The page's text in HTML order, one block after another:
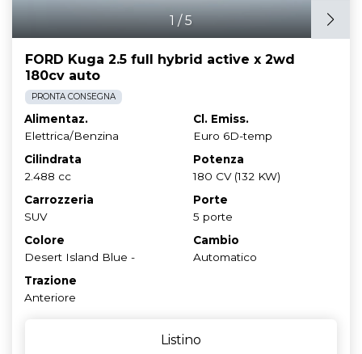
1/5
FORD Kuga 2.5 full hybrid active x 2wd
180cv auto
PRONTA CONSEGNA
Alimentaz.
Elettrica/Benzina
Cl. Emiss.
Euro 6D-temp
Cilindrata
2.488 cc
Potenza
180 CV (132 KW)
Carrozzeria
SUV
Porte
5 porte
Colore
Desert Island Blue -
Cambio
Automatico
Trazione
Anteriore
Listino